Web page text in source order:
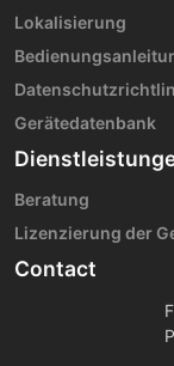
Lokalisierung
Gerätedatenbank
Beratung
Lizenzierung der
Contact